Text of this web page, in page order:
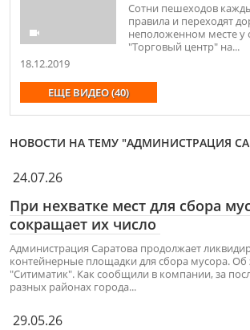
Сотни пешеходов
правила и переходят
неположенном месте у
"Торговый центр" на...
18.12.2019
ЕЩЕ ВИДЕО (40)
НОВОСТИ НА ТЕМУ "АДМИНИСТРАЦИЯ
24.07.26
При нехватке мест для сбора
сокращает их число
Администрация Саратова продолжает
контейнерные площадки для сбора мусора.
"Ситиматик". Как сообщили в компании, за
разных районах города...
29.05.26